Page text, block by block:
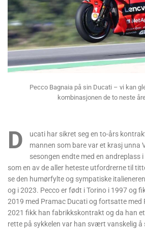
Pecco Bagnaia på sin Ducati – vi kan
kombinasjonen de to neste
D
ucati har sikret seg en to-års
mannen som bare var et krasj unna
sesongen endte med en andreplass
som en av de aller heteste utfordrerne til
se den humørfylte og sympatiske
og i 2023. Pecco er født i Torino i 1997 og
2019 med Pramac Ducati og fortsatte med
2021 fikk han fabrikkskontrakt og da han
rette på sykkelen var han svært vanskelig å